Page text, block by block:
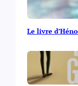
Le livre